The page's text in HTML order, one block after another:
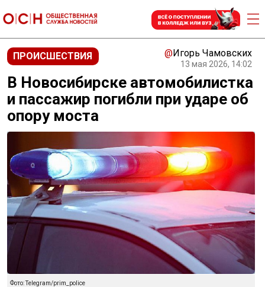
ПРОИСШЕСТВИЯ @Игорь Чамовских
13 мая 2026, 14:02
В Новосибирске автомобилистка
и пассажир погибли при ударе об
опору моста
Фото: Telegram/prim_police